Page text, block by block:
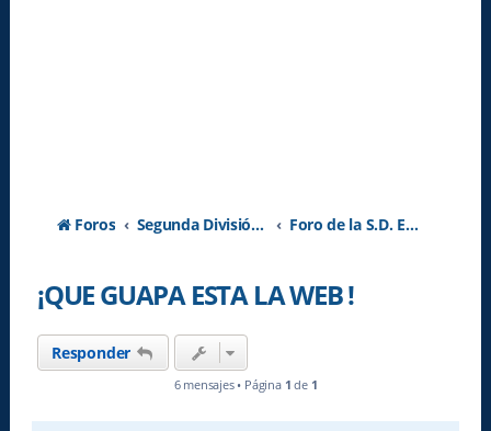
Foros Segunda División A - Temporada 2026-2027 Foro de la S.D. Eibar
¡QUE GUAPA ESTA LA WEB !
Responder
6 mensajes • Página 1 de 1